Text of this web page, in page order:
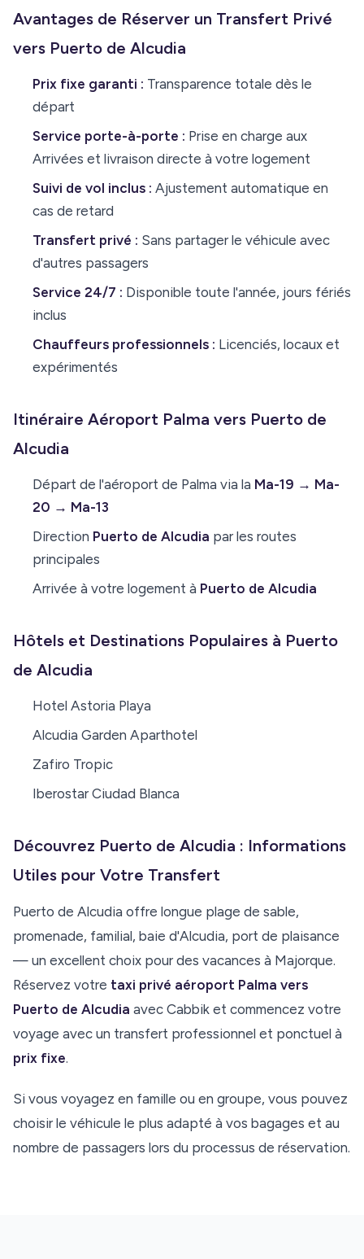
Avantages de Réserver un Transfert Privé
vers Puerto de Alcudia
Prix fixe garanti : Transparence totale dès le
départ
Service porte-à-porte : Prise en charge aux
Arrivées et livraison directe à votre logement
Suivi de vol inclus : Ajustement automatique en
cas de retard
Transfert privé : Sans partager le véhicule avec
d'autres passagers
Service 24/7 : Disponible toute l'année, jours fériés
inclus
Chauffeurs professionnels : Licenciés, locaux et
expérimentés
Itinéraire Aéroport Palma vers Puerto de
Alcudia
Départ de l'aéroport de Palma via la Ma-19 → Ma-
20 → Ma-13
Direction Puerto de Alcudia par les routes
principales
Arrivée à votre logement à Puerto de Alcudia
Hôtels et Destinations Populaires à Puerto
de Alcudia
Hotel Astoria Playa
Alcudia Garden Aparthotel
Zafiro Tropic
Iberostar Ciudad Blanca
Découvrez Puerto de Alcudia : Informations
Utiles pour Votre Transfert
Puerto de Alcudia offre longue plage de sable,
promenade, familial, baie d'Alcudia, port de plaisance
— un excellent choix pour des vacances à Majorque.
Réservez votre taxi privé aéroport Palma vers
Puerto de Alcudia avec Cabbik et commencez votre
voyage avec un transfert professionnel et ponctuel à
prix fixe.
Si vous voyagez en famille ou en groupe, vous pouvez
choisir le véhicule le plus adapté à vos bagages et au
nombre de passagers lors du processus de réservation.